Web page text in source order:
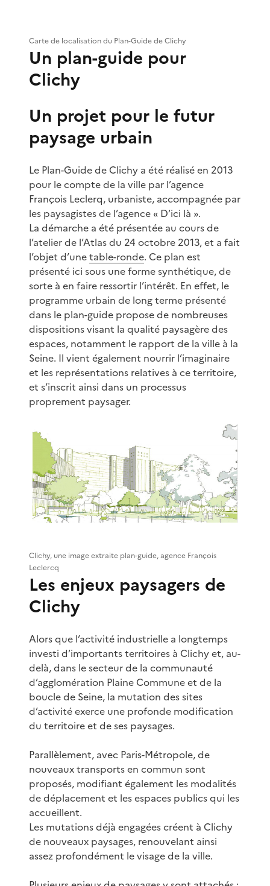
Carte de localisation du Plan-Guide de Clichy
Un plan-guide pour
Clichy
Un projet pour le futur
paysage urbain
Le Plan-Guide de Clichy a été réalisé en 2013
pour le compte de la ville par l’agence
François Leclerq, urbaniste, accompagnée par
les paysagistes de l’agence « D’ici là ».
La démarche a été présentée au cours de
l’atelier de l’Atlas du 24 octobre 2013, et a fait
l’objet d’unetable-ronde. Ce plan est
présenté ici sous une forme synthétique, de
sorte à en faire ressortir l’intérêt. En effet, le
programme urbain de long terme présenté
dans le plan-guide propose de nombreuses
dispositions visant la qualité paysagère des
espaces, notamment le rapport de la ville à la
Seine. Il vient également nourrir l’imaginaire
et les représentations relatives à ce territoire,
et s’inscrit ainsi dans un processus
proprement paysager.
Clichy, une image extraite plan-guide, agence François
Leclercq
Les enjeux paysagers de
Clichy
Alors que l’activité industrielle a longtemps
investi d’importants territoires à Clichy et, au-
delà, dans le secteur de la communauté
d’agglomération Plaine Commune et de la
boucle de Seine, la mutation des sites
d’activité exerce une profonde modification
du territoire et de ses paysages.
Parallèlement, avec Paris-Métropole, de
nouveaux transports en commun sont
proposés, modifiant également les modalités
de déplacement et les espaces publics qui les
accueillent.
Les mutations déjà engagées créent à Clichy
de nouveaux paysages, renouvelant ainsi
assez profondément le visage de la ville.